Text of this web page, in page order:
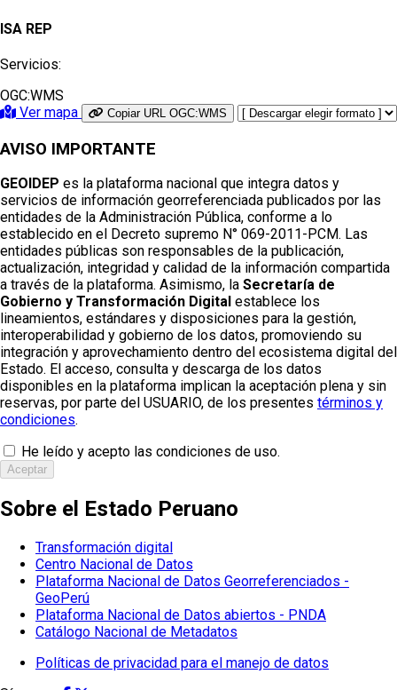
ISA REP
Servicios:
OGC:WMS
Ver mapa
Copiar URL OGC:WMS
AVISO IMPORTANTE
GEOIDEP es la plataforma nacional que integra datos y
servicios de información georreferenciada publicados por las
entidades de la Administración Pública, conforme a lo
establecido en el Decreto supremo N° 069-2011-PCM. Las
entidades públicas son responsables de la publicación,
actualización, integridad y calidad de la información compartida
a través de la plataforma. Asimismo, la Secretaría de
Gobierno y Transformación Digital establece los
lineamientos, estándares y disposiciones para la gestión,
interoperabilidad y gobierno de los datos, promoviendo su
integración y aprovechamiento dentro del ecosistema digital del
Estado. El acceso, consulta y descarga de los datos
disponibles en la plataforma implican la aceptación plena y sin
reservas, por parte del USUARIO, de los presentes términos y
condiciones.
He leído y acepto las condiciones de uso.
Aceptar
Sobre el Estado Peruano
Transformación digital
Centro Nacional de Datos
Plataforma Nacional de Datos Georreferenciados -
GeoPerú
Plataforma Nacional de Datos abiertos - PNDA
Catálogo Nacional de Metadatos
Políticas de privacidad para el manejo de datos